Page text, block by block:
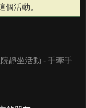
個活動。
靜坐活動 - 手牽手